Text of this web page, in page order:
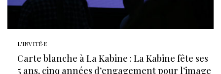
L'INVITÉ·E
Carte blanche à La Kabine : La Kabine fête ses
5 ans, cinq années d’engagement pour l’image